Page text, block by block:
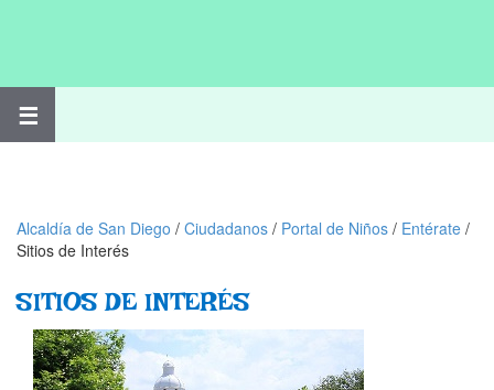
☰
Alcaldía de San Diego / Ciudadanos / Portal de Niños / Entérate /
Sitios de Interés
​​SITIOS DE INTERÉS